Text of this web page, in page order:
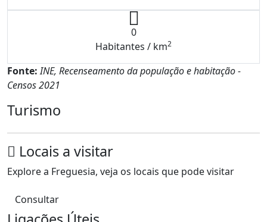
0
Habitantes / km2
Fonte:INE, Recenseamento da população e habitação -
Censos 2021
Turismo
Locais a visitar
Explore a Freguesia, veja os locais que pode visitar
Consultar